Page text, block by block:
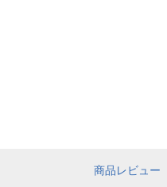
商品レビュー